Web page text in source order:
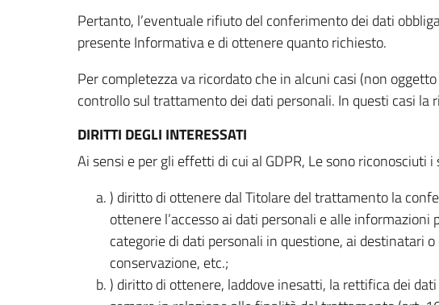
Pertanto, l’eventuale rifiuto del conferimento dei dati
presente Informativa e di ottenere quanto richiesto.
Per completezza va ricordato che in alcuni casi (non
controllo sul trattamento dei dati personali. In questi casi
DIRITTI DEGLI INTERESSATI
Ai sensi e per gli effetti di cui al GDPR, Le sono
) diritto di ottenere dal Titolare del trattamento la
ottenere l’accesso ai dati personali e alle
categorie di dati personali in questione, ai destinatari
conservazione, etc.;
) diritto di ottenere, laddove inesatti, la rettifica dei